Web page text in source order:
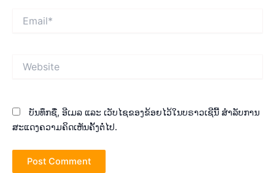
ບັນທຶກຊື່, ອີເມລ ແລະ ເວັບໄຊຂອງຂ້ອຍໄວ້ໃນບຣາວເຊີນີ້ ສຳລັບການ
ສະແດງຄວາມຄິດເຫັນຄັ້ງຕໍ່ໄປ.